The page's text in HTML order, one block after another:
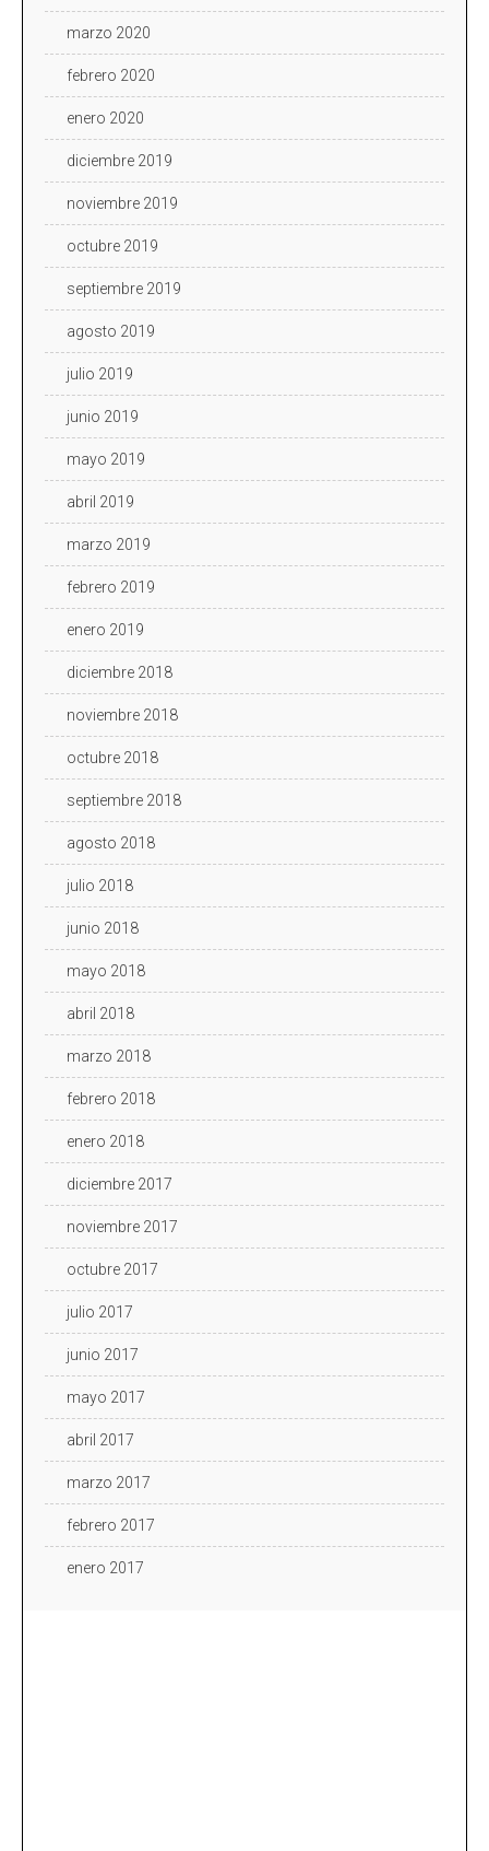
marzo 2020
febrero 2020
enero 2020
diciembre 2019
noviembre 2019
octubre 2019
septiembre 2019
agosto 2019
julio 2019
junio 2019
mayo 2019
abril 2019
marzo 2019
febrero 2019
enero 2019
diciembre 2018
noviembre 2018
octubre 2018
septiembre 2018
agosto 2018
julio 2018
junio 2018
mayo 2018
abril 2018
marzo 2018
febrero 2018
enero 2018
diciembre 2017
noviembre 2017
octubre 2017
julio 2017
junio 2017
mayo 2017
abril 2017
marzo 2017
febrero 2017
enero 2017